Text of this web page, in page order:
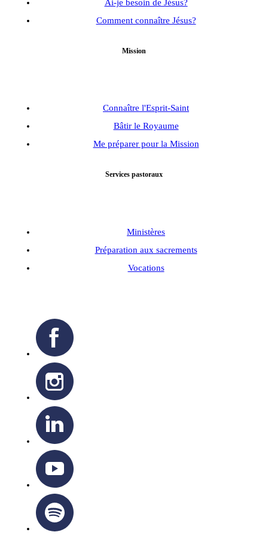
Ai-je besoin de Jésus?
Comment connaître Jésus?
Mission
Connaître l'Esprit-Saint
Bâtir le Royaume
Me préparer pour la Mission
Services pastoraux
Ministères
Préparation aux sacrements
Vocations